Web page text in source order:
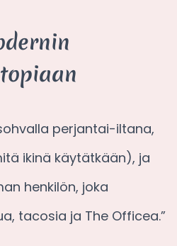
perjantai-iltana,
ikinä käytätkään), ja
henkilön, joka
tacosia ja The Officea.”